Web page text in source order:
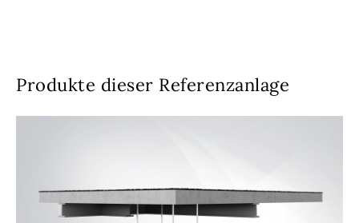
Produkte dieser Referenzanlage